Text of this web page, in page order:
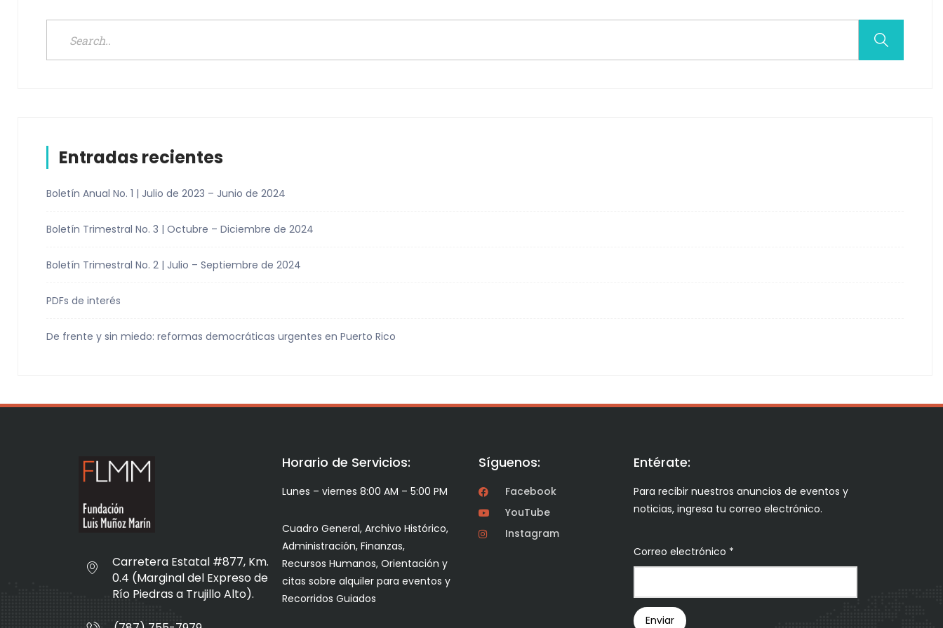
Entradas recientes
Boletín Anual No. 1 | Julio de 2023 – Junio de 2024
Boletín Trimestral No. 3 | Octubre – Diciembre de 2024
Boletín Trimestral No. 2 | Julio – Septiembre de 2024
PDFs de interés
De frente y sin miedo: reformas democráticas urgentes en Puerto Rico
Carretera Estatal #877, Km.
0.4 (Marginal del Expreso de
Río Piedras a Trujillo Alto).
Horario de Servicios:
Lunes – viernes 8:00 AM – 5:00 PM
Cuadro General, Archivo Histórico,
Administración, Finanzas,
Recursos Humanos, Orientación y
citas sobre alquiler para eventos y
Recorridos Guiados
Síguenos:
Facebook
YouTube
Instagram
Entérate:
Para recibir nuestros anuncios de eventos y
noticias, ingresa tu correo electrónico.
Boletín
Correo electrónico *
Enviar